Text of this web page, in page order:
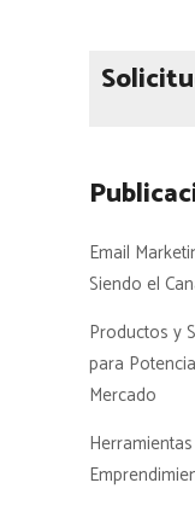
Email
Siendo el
Productos y
para
Mercado